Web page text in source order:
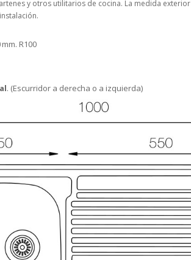
y otros utilitarios de cocina. La medida
mm. R100
. (Escurridor a derecha o a izquierda)